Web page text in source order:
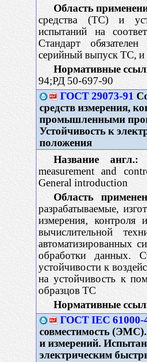
Область
средства (ТС) и
испытаний на
Стандарт
серийный выпуск ТС, и
Нормативные
94;РД 50-697-90
ГОСТ 29073-91
средств измерения,
промышленными
Устойчивость к
положения
Название англ.:
measurement and
General introduction
Область
разрабатываемые,
измерения, контроля
вычислительной
автоматизированных
обработки данных.
устойчивости к
на устойчивость к
образцов ТС
Нормативные
ГОСТ IEC 61000-
совместимость
и измерений.
электрическим